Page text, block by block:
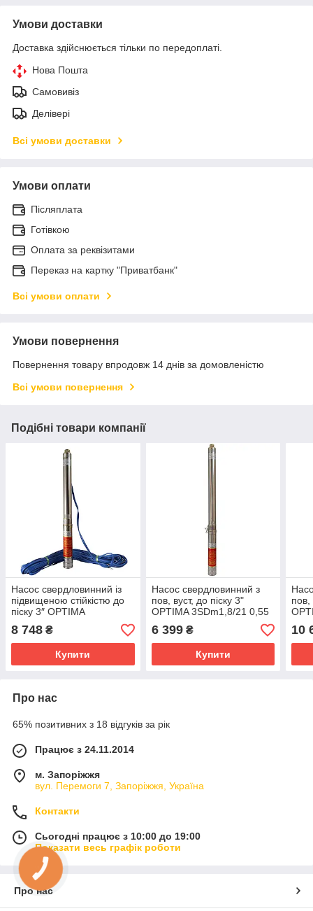
Умови доставки
Доставка здійснюється тільки по передоплаті.
Нова Пошта
Самовивіз
Делівері
Всі умови доставки
Умови оплати
Післяплата
Готівкою
Оплата за реквізитами
Переказ на картку "Приватбанк"
Всі умови оплати
Умови повернення
Повернення товару впродовж 14 днів за домовленістю
Всі умови повернення
Подібні товари компанії
Насос свердловинний із
підвищеною стійкістю до
піску 3″ OPTIMA
3SDm1.8/15 0,37 кВт NEW
з пультом
8 748 ₴
Купити
Насос свердловинний з
пов, вуст, до піску 3"
OPTIMA 3SDm1,8/21 0,55
кВт 85м + пульт + кабель
1,5 м NEW
6 399₴
Купити
пов,
кВт
45
10
Про нас
65% позитивних з 18 відгуків за рік
Працює з 24.11.2014
м. Запоріжжя
вул. Перемоги 7, Запоріжжя, Україна
Контакти
Сьогодні працює з 10:00 до 19:00
Показати весь графік роботи
Про нас
КНОПКА
ЗВ'ЯЗКУ